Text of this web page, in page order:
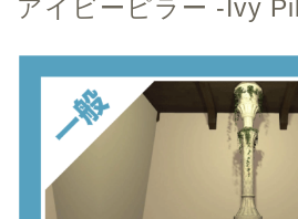
アイビーピラー -Ivy